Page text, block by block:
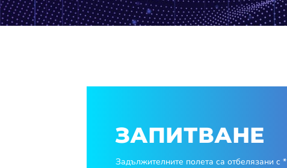
ЗАПИТВАНЕ
Задължителните полета са отбелязани с *